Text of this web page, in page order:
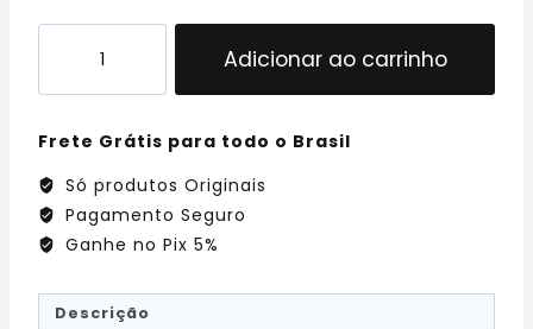
Adicionar ao carrinho
Frete Grátis para todo o Brasil
Só produtos Originais
Pagamento Seguro
Ganhe no Pix 5%
Descrição